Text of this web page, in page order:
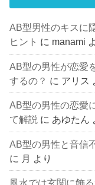
AB型男性のキスに
ヒント に manami
AB型の男性が恋愛
するの？ に アリス
AB型の男性の恋愛
て解説 に あゆたん
AB型の男性と音信
に 月 より
風水では玄関に飾